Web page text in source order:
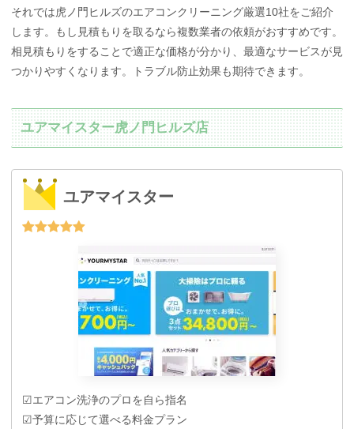
それでは虎ノ門ヒルズのエアコンクリーニング厳選10社をご紹介
します。もし見積もりを取るなら複数業者の依頼がおすすめです。
相見積もりをすることで適正な価格が分かり、最適なサービスが見
つかりやすくなります。トラブル防止効果も期待できます。
ユアマイスター虎ノ門ヒルズ店
ユアマイスター
☑エアコン洗浄のプロを自ら指名
☑予算に応じて選べる料金プラン